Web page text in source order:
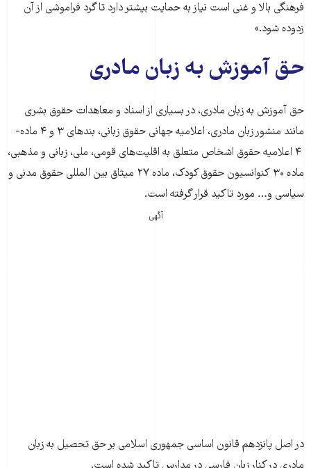
فرهنگی بالا و غنی است نیاز به حمایت بیشتر دارد تا گرد فراموشی از آن
زدوده شود.»
حق آموزش به زبان مادری
حق آموزش به زبان مادری، در بسیاری از اسناد و معاهدات حقوق بشری
مانند منشور زبان مادری، اعلامیه جهانی حقوق زبانی، بندهای ۳ و ۴ ماده­
۴ اعلامیه­ حقوق اشخاص متعلق به اقلیت‌های قومی، ملی، زبانی و مذهبی،
ماده­ ۳۰ کنوانسیون حقوق کودک، ماده­ ۲۷ میثاق بین­ المللی حقوق مدنی و
سیاسی و… مورد تاکید قرار گرفته است.
آگهی
در اصل پانزدهم قانون اساسی جمهوری اسلامی بر حق تحصیل به زبان